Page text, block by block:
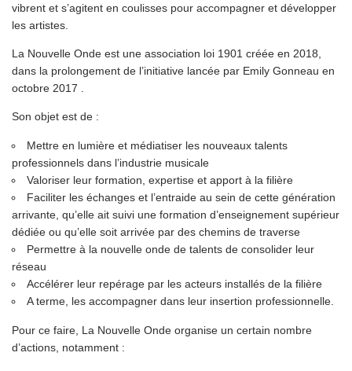
vibrent et s’agitent en coulisses pour accompagner et développer
les artistes.
La Nouvelle Onde est une association loi 1901 créée en 2018,
dans la prolongement de l’initiative lancée par Emily Gonneau en
octobre 2017 .
Son objet est de :
Mettre en lumière et médiatiser les nouveaux talents
professionnels dans l’industrie musicale
Valoriser leur formation, expertise et apport à la filière
Faciliter les échanges et l’entraide au sein de cette génération
arrivante, qu’elle ait suivi une formation d’enseignement supérieur
dédiée ou qu’elle soit arrivée par des chemins de traverse
Permettre à la nouvelle onde de talents de consolider leur
réseau
Accélérer leur repérage par les acteurs installés de la filière
A terme, les accompagner dans leur insertion professionnelle.
Pour ce faire, La Nouvelle Onde organise un certain nombre
d’actions, notamment :